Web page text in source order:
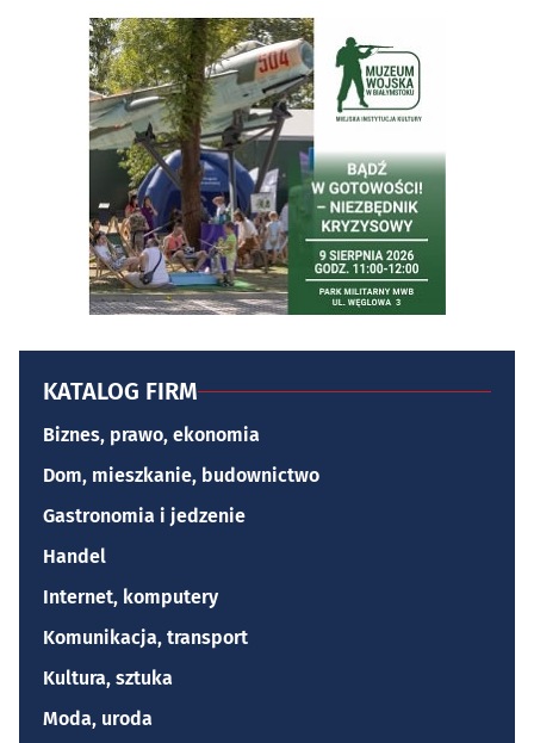
KATALOG FIRM
Biznes, prawo, ekonomia
Dom, mieszkanie, budownictwo
Gastronomia i jedzenie
Handel
Internet, komputery
Komunikacja, transport
Kultura, sztuka
Moda, uroda